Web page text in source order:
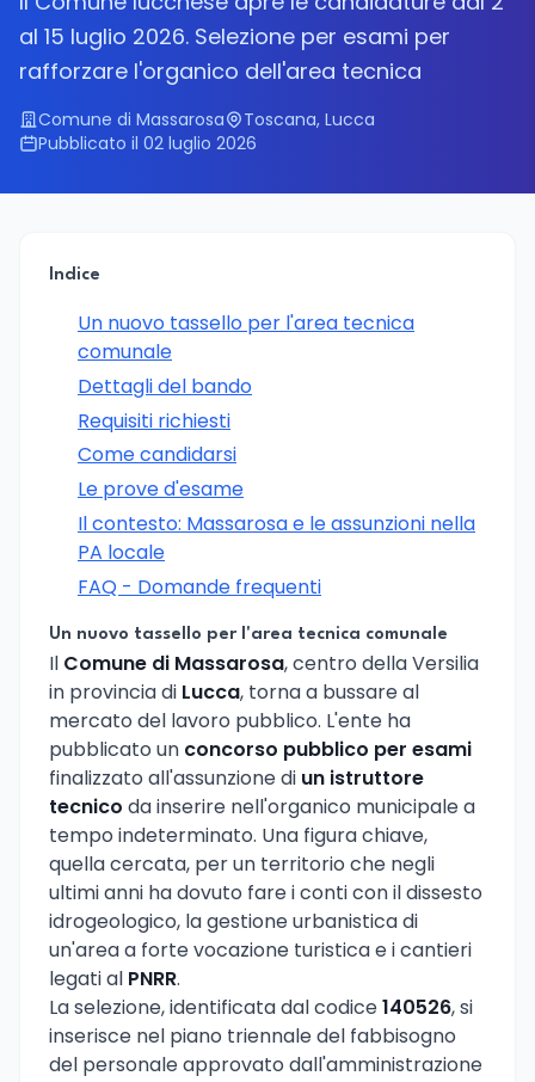
al 15 luglio 2026. Selezione per esami per
rafforzare l'organico dell'area tecnica
Comune di Massarosa
Toscana, Lucca
Pubblicato il 02 luglio 2026
Indice
Un nuovo tassello per l'area tecnica
comunale
Dettagli del bando
Requisiti richiesti
Come candidarsi
Le prove d'esame
Il contesto: Massarosa e le assunzioni nella
PA locale
FAQ - Domande frequenti
Un nuovo tassello per l'area tecnica comunale
Il Comune di Massarosa, centro della Versilia
in provincia di Lucca, torna a bussare al
mercato del lavoro pubblico. L'ente ha
pubblicato un concorso pubblico per esami
finalizzato all'assunzione di un istruttore
tecnico da inserire nell'organico municipale a
tempo indeterminato. Una figura chiave,
quella cercata, per un territorio che negli
ultimi anni ha dovuto fare i conti con il dissesto
idrogeologico, la gestione urbanistica di
un'area a forte vocazione turistica e i cantieri
legati al PNRR.
La selezione, identificata dal codice140526, si
inserisce nel piano triennale del fabbisogno
del personale approvato dall'amministrazione